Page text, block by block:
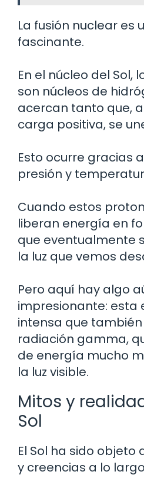
La fusión nuclear es
fascinante.
En el núcleo del Sol,
son núcleos de
acercan tanto que,
carga positiva, se
Esto ocurre gracias
presión y
Cuando estos
liberan energía en
que eventualmente
la luz que vemos
Pero aquí hay algo
impresionante: esta
intensa que
radiación gamma,
de energía mucho
la luz visible.
Mitos y
Sol
El Sol ha sido objeto
y creencias a lo